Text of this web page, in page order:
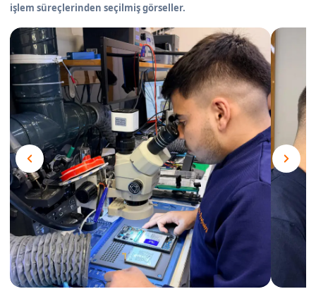
işlem süreçlerinden seçilmiş görseller.